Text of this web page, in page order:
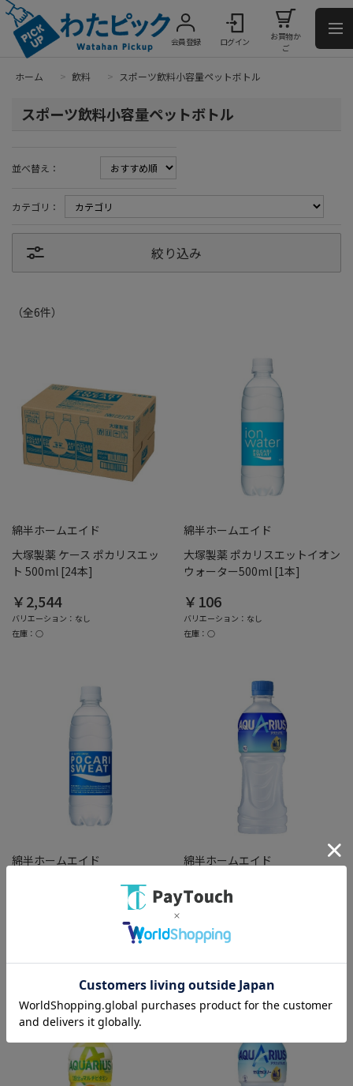
会員登録 ログイン
お買物か
ご
ホーム > 飲料 > スポーツ飲料小容量ペットボトル
スポーツ飲料小容量ペットボトル
並べ替え：
カテゴリ：
絞り込み
（全6件）
綿半ホームエイド
大塚製薬 ケース ポカリスエッ
ト 500ml [24本]
￥2,544
バリエーション：なし
在庫：○
綿半ホームエイド
大塚製薬 ポカリスエットイオン
ウォーター500ml [1本]
￥106
バリエーション：なし
在庫：○
綿半ホームエイド
大塚 ポカリスエット 500ml [1
在庫：○
綿半ホームエイド
500ml [1本]
￥96
在庫：○